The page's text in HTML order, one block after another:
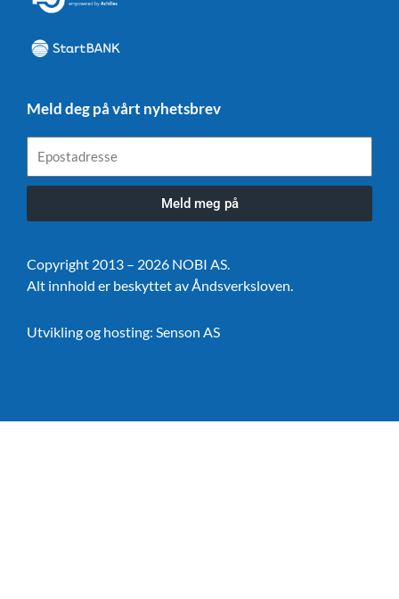
Meld deg på vårt nyhetsbrev
Meld meg på
Copyright 2013 – 2026 NOBI AS.
Alt innhold er beskyttet av Åndsverksloven.
Utvikling og hosting: Senson AS